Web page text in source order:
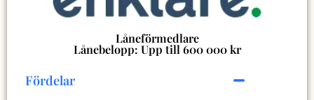
Låneförmedlare
Lånebelopp: Upp till 600 000 kr
Fördelar